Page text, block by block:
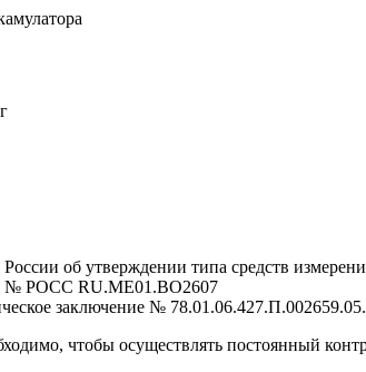
России об утверждении типа средств
№ РОСС RU.ME01.BO2607
заключение №
чтобы осуществлять постоянный